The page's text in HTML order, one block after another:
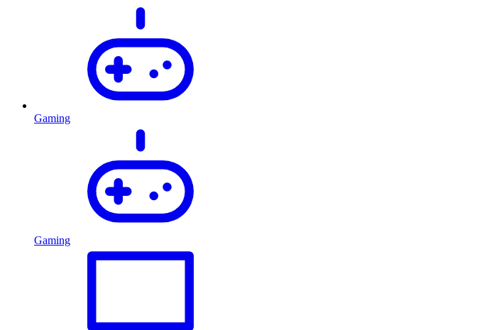
Gaming
Gaming